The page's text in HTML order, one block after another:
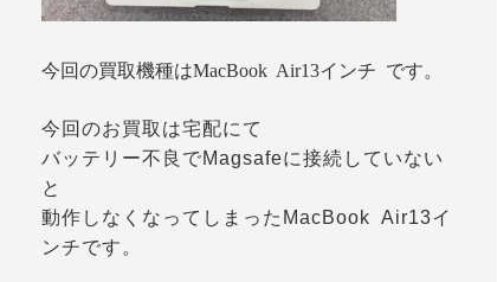
今回の買取機種はMacBook Air13インチ です。
今回のお買取は宅配にて
バッテリー不良でMagsafeに接続していない
と
動作しなくなってしまったMacBook Air13イ
ンチです。